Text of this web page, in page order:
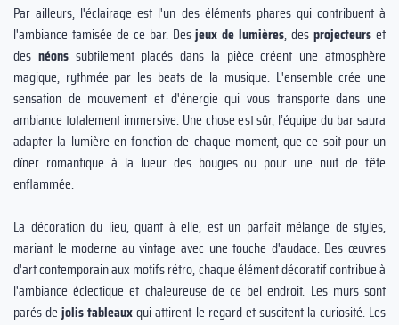
Par ailleurs, l'éclairage est l'un des éléments phares qui contribuent à
l'ambiance tamisée de ce bar. Desjeux de lumières, desprojecteurs et
des néonssubtilement placés dans la pièce créent une atmosphère
magique, rythmée par les beats de la musique. L'ensemble crée une
sensation de mouvement et d'énergie qui vous transporte dans une
ambiance totalement immersive. Une chose est sûr, l’équipe du bar saura
adapter la lumière en fonction de chaque moment, que ce soit pour un
dîner romantique à la lueur des bougies ou pour une nuit de fête
enflammée.
La décoration du lieu, quant à elle, est un parfait mélange de styles,
mariant le moderne au vintage avec une touche d'audace. Des œuvres
d'art contemporain aux motifs rétro, chaque élément décoratif contribue à
l'ambiance éclectique et chaleureuse de ce bel endroit. Les murs sont
parés de jolis tableauxqui attirent le regard et suscitent la curiosité. Les